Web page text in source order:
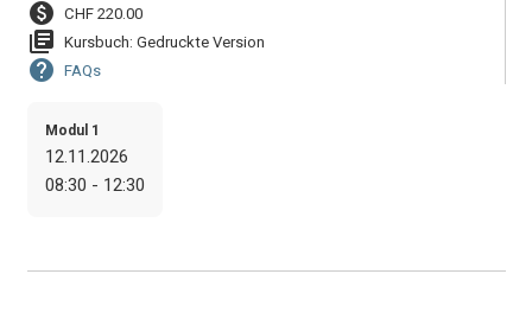
paid CHF 220.00
library_books Kursbuch: Gedruckte Version
help FAQs
Modul 1
12.11.2026
08:30 - 12:30